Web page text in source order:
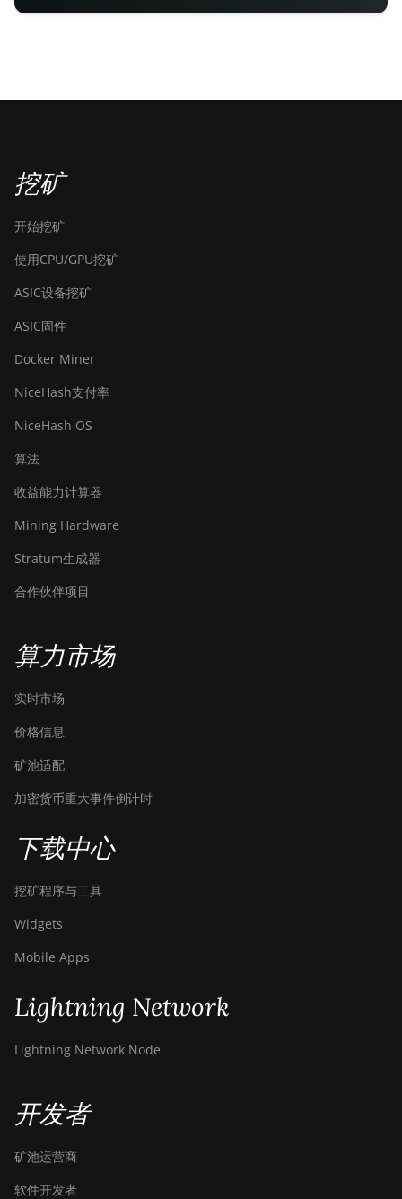
挖矿
开始挖矿
使用CPU/GPU挖矿
ASIC设备挖矿
ASIC固件
Docker Miner
NiceHash支付率
NiceHash OS
算法
收益能力计算器
Mining Hardware
Stratum生成器
合作伙伴项目
算力市场
实时市场
价格信息
矿池适配
加密货币重大事件倒计时
下载中心
挖矿程序与工具
Widgets
Mobile Apps
Lightning Network
Lightning Network Node
开发者
矿池运营商
软件开发者